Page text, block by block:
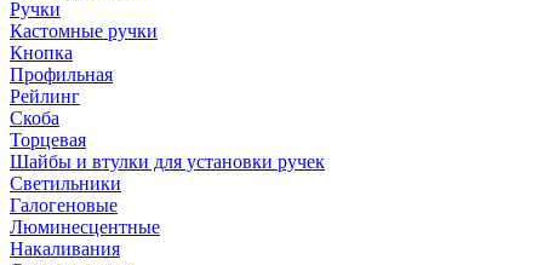
Ручки
Кастомные ручки
Кнопка
Профильная
Рейлинг
Скоба
Торцевая
Шайбы и втулки для установки ручек
Светильники
Галогеновые
Люминесцентные
Накаливания